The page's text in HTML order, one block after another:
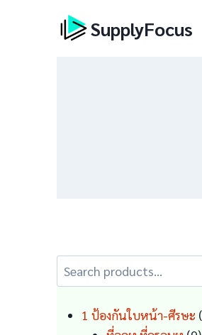
SupplyFocus
Search
for:
1 ป้องกันใบหน้า-ศีรษะ